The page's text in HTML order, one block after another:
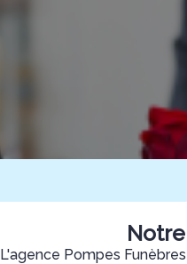
L'agence Pompes